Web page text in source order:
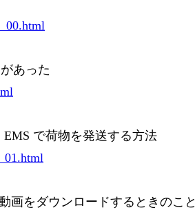
あった
で荷物を発送する方法
画をダウンロードするときのこと